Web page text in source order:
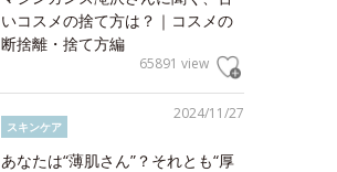
いコスメの捨て方は？｜コスメの
断捨離・捨て方編
65891 view
2024/11/27
スキンケア
あなたは“薄肌さん”？それとも“厚